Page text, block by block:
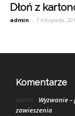
Dłoń z
admin - 7 listopada,
Komentarze
admin - Wyzwanie –
zawieszenia